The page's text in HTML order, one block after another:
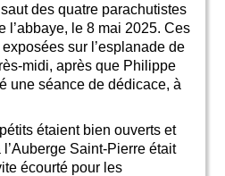
des quatre parachutistes
l’abbaye, le 8 mai 2025. Ces
sur l’esplanade de
midi, après que Philippe
une séance de dédicace, à
étaient bien ouverts et
Saint-Pierre était
écourté pour les